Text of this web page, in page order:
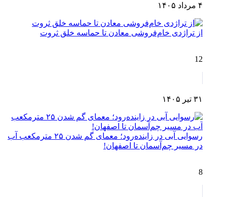
۴ مرداد ۱۴۰۵
از تراژدی خام‌فروشی معادن تا حماسه خلق ثروت
12
۳۱ تیر ۱۴۰۵
رسوایی آبی در زاینده‌رود؛ معمای گم شدن ۲۵ مترمکعب آب
در مسیر چم‌آسمان تا اصفهان!
8